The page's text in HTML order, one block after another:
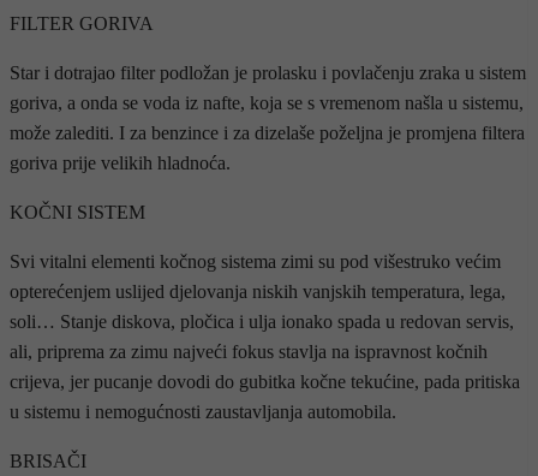
FILTER GORIVA
Star i dotrajao filter podložan je prolasku i povlačenju zraka u sistem
goriva, a onda se voda iz nafte, koja se s vremenom našla u sistemu,
može zalediti. I za benzince i za dizelaše poželjna je promjena filtera
goriva prije velikih hladnoća.
KOČNI SISTEM
Svi vitalni elementi kočnog sistema zimi su pod višestruko većim
opterećenjem uslijed djelovanja niskih vanjskih temperatura, lega,
soli… Stanje diskova, pločica i ulja ionako spada u redovan servis,
ali, priprema za zimu najveći fokus stavlja na ispravnost kočnih
crijeva, jer pucanje dovodi do gubitka kočne tekućine, pada pritiska
u sistemu i nemogućnosti zaustavljanja automobila.
BRISAČI